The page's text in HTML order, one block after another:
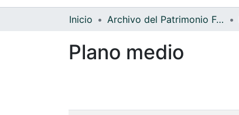
Inicio Archivo del Patrimonio Fotográfico y Fílmico del Valle del Cauca
Plano medio